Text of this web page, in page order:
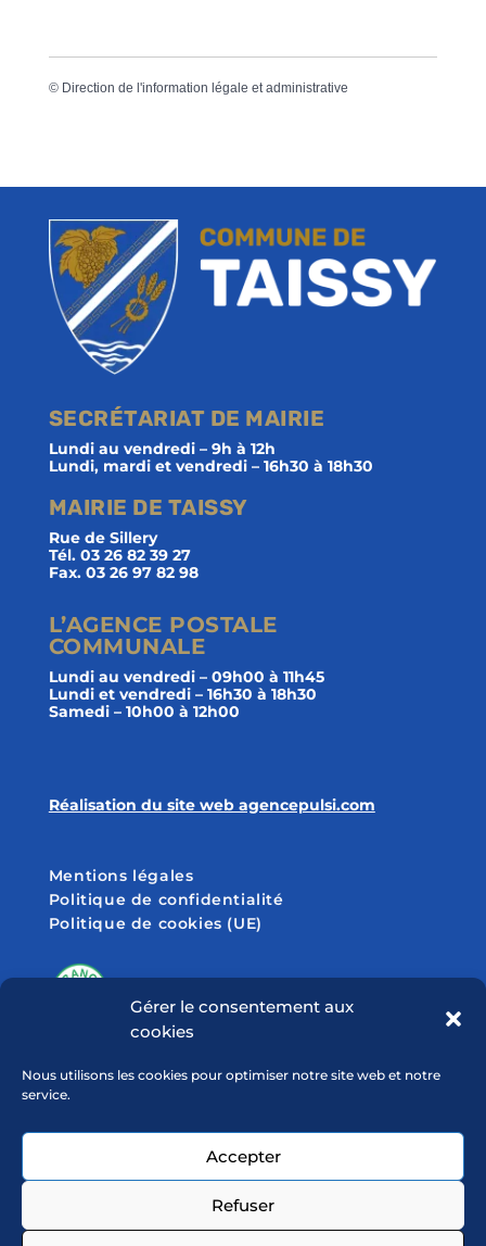
Gérer le consentement aux
cookies
Nous utilisons les cookies pour optimiser notre site web et notre
service.
Accepter
Refuser
© Direction de l'information légale et administrative
SECRÉTARIAT DE MAIRIE
Lundi au vendredi – 9h à 12h
Lundi, mardi et vendredi – 16h30 à 18h30
MAIRIE DE TAISSY
Rue de Sillery
Tél. 03 26 82 39 27
Fax. 03 26 97 82 98
L’AGENCE POSTALE
COMMUNALE
Lundi au vendredi – 09h00 à 11h45
Lundi et vendredi – 16h30 à 18h30
Samedi – 10h00 à 12h00
Réalisation du site web agencepulsi.com
Mentions légales
Politique de confidentialité
Politique de cookies (UE)
SUIVEZ-NOUS SUR